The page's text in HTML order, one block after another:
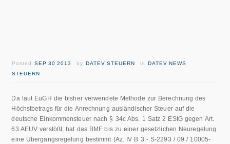
PostedSEP 30 2013 byDATEV STEUERN inDATEV NEWS
STEUERN
Da laut EuGH die bisher verwendete Methode zur Berechnung des
Höchstbetrags für die Anrechnung ausländischer Steuer auf die
deutsche Einkommensteuer nach § 34c Abs. 1 Satz 2 EStG gegen Art.
63 AEUV verstößt, hat das BMF bis zu einer gesetzlichen Neuregelung
eine Übergangsregelung bestimmt (Az. IV B 3 - S-2293 / 09 / 10005-